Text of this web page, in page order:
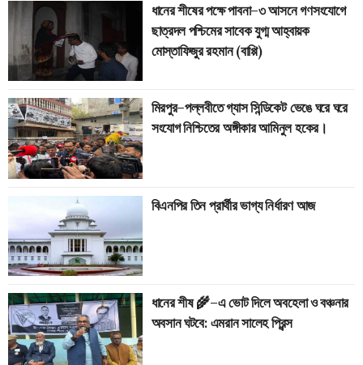
ধানের শীষের পক্ষে পাবনা–৩ আসনে গণসংযোগে
ছাত্রদল পশ্চিমের সাবেক যুগ্ম আহ্বায়ক
মোস্তাফিজুর রহমান (বাপ্পি)
মিরপুর–পল্লবীতে গ্যাস সিন্ডিকেট ভেঙে ঘরে ঘরে
সংযোগ নিশ্চিতের অঙ্গীকার আমিনুল হকের।
বিএনপির তিন প্রার্থীর ভাগ্য নির্ধারণ আজ
ধানের শীষ 🌾–এ ভোট দিলে অবহেলা ও বঞ্চনার
অবসান ঘটবে: এমরান সালেহ প্রিন্স